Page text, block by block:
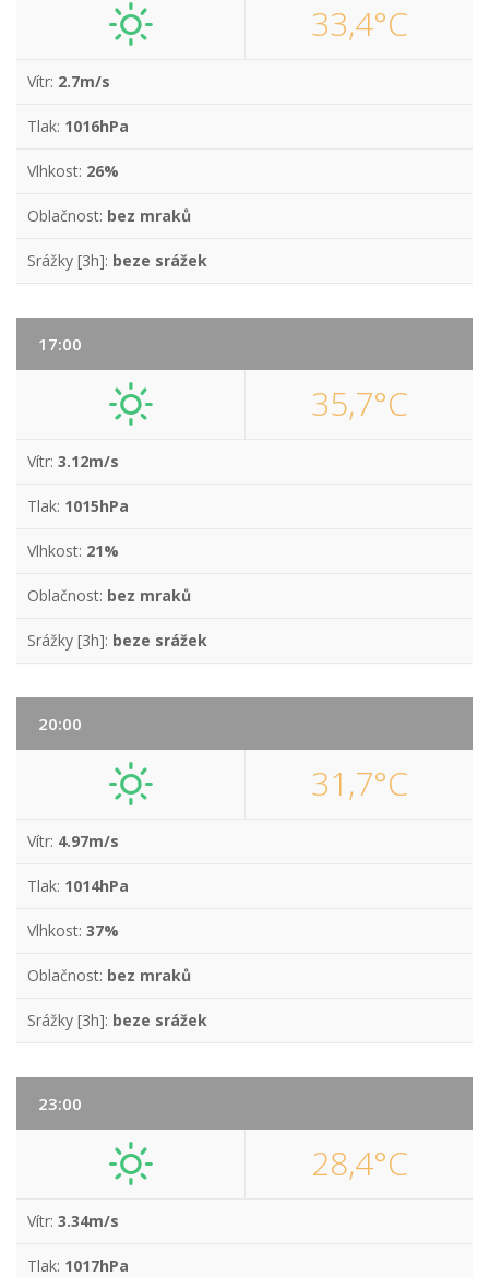
33,4°C
Vítr: 2.7m/s
Tlak: 1016hPa
Vlhkost: 26%
Oblačnost: bez mraků
Srážky [3h]: beze srážek
17:00
35,7°C
Vítr: 3.12m/s
Tlak: 1015hPa
Vlhkost: 21%
Oblačnost: bez mraků
Srážky [3h]: beze srážek
20:00
31,7°C
Vítr: 4.97m/s
Tlak: 1014hPa
Vlhkost: 37%
Oblačnost: bez mraků
Srážky [3h]: beze srážek
23:00
28,4°C
Vítr: 3.34m/s
Tlak: 1017hPa